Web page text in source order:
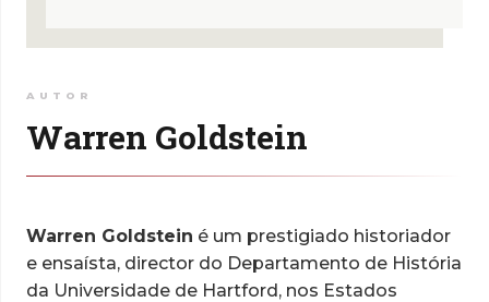
AUTOR
Warren Goldstein
Warren Goldstein é um prestigiado historiador
e ensaísta, director do Departamento de História
da Universidade de Hartford, nos Estados